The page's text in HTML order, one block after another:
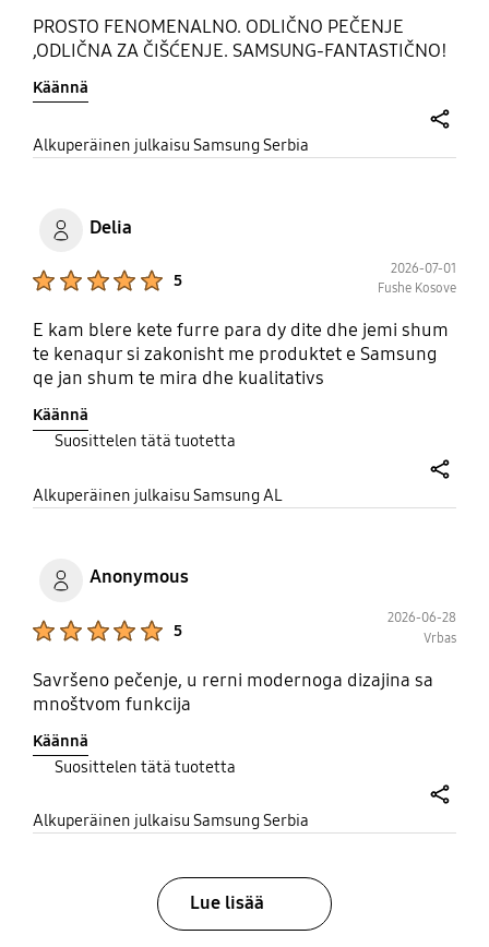
PROSTO FENOMENALNO. ODLIČNO PEČENJE
,ODLIČNA ZA ČIŠĆENJE. SAMSUNG-FANTASTIČNO!
Käännä
Alkuperäinen julkaisu Samsung Serbia
Delia
5
2026-07-01
Fushe Kosove
E kam blere kete furre para dy dite dhe jemi shum
te kenaqur si zakonisht me produktet e Samsung
qe jan shum te mira dhe kualitativs
Käännä
Suosittelen tätä tuotetta
Alkuperäinen julkaisu Samsung AL
Anonymous
5
2026-06-28
Vrbas
Savršeno pečenje, u rerni modernoga dizajina sa
mnoštvom funkcija
Käännä
Suosittelen tätä tuotetta
Alkuperäinen julkaisu Samsung Serbia
Lue lisää